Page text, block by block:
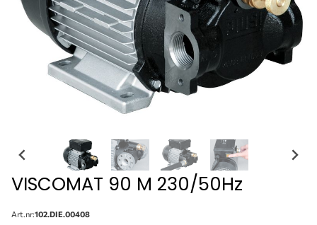
VISCOMAT 90 M 230/50Hz
Art.nr:102.DIE.00408